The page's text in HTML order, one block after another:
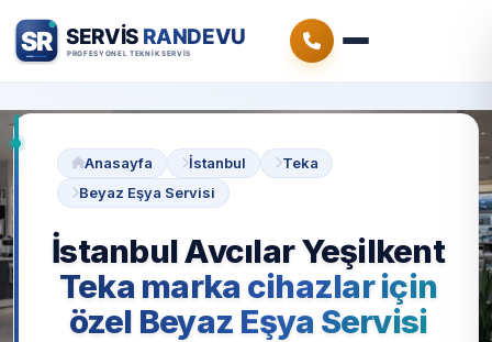
Anasayfa İstanbul
Teka
Beyaz Eşya Servisi
İstanbul Avcılar Yeşilkent
Teka marka cihazlar için
özel Beyaz Eşya Servisi